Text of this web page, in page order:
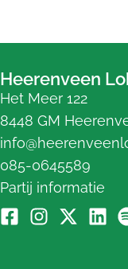
Heerenveen
Het Meer 122
8448 GM
085-0645589
Partij informatie